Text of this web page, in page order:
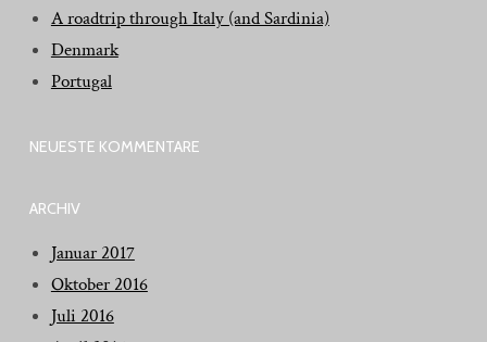
A roadtrip through Italy (and Sardinia)
Denmark
Portugal
NEUESTE KOMMENTARE
ARCHIV
Januar 2017
Oktober 2016
Juli 2016